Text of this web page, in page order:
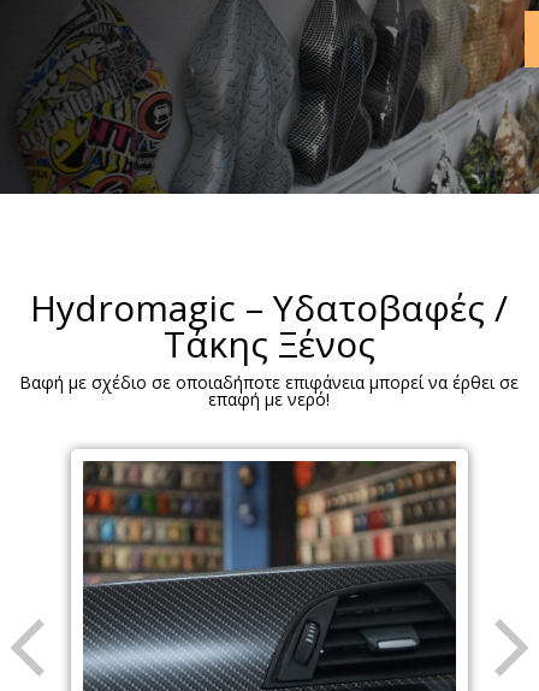
Hydromagic – Υδατοβαφές /
Τάκης Ξένος
Βαφή με σχέδιο σε οποιαδήποτε επιφάνεια μπορεί να έρθει σε
επαφή με νερό!